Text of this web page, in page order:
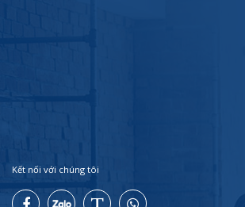
Kết nối với chúng tôi